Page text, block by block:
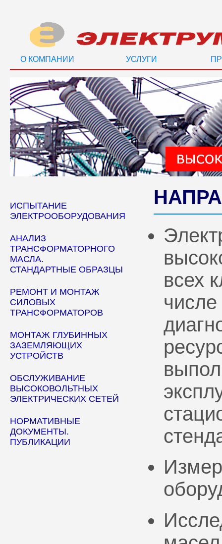
О КОМПАНИИ УСЛУГИ
ИСПЫТАНИЕ
ЭЛЕКТРООБОРУДОВАНИЯ
АНАЛИЗ
ТРАНСФОРМАТОРНОГО
МАСЛА.
СТАНДАРТНЫЕ ОБРАЗЦЫ
РЕМОНТ И МОНТАЖ
СИЛОВЫХ
ТРАНСФОРМАТОРОВ
МОНТАЖ ГЛУБИННЫХ
ЗАЗЕМЛЯЮЩИХ
УСТРОЙСТВ
ОБСЛУЖИВАНИЕ
ВЫСОКОВОЛЬТНЫХ
ЭЛЕКТРИЧЕСКИХ СЕТЕЙ
НОРМАТИВНЫЕ
ДОКУМЕНТЫ.
ПУБЛИКАЦИИ
всех